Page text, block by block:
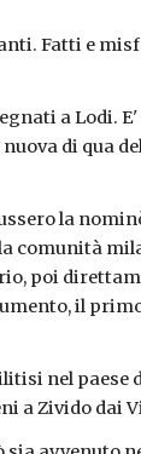
Fatti e
a Lodi.
di qua
la
comunità
poi
il
nel paese
a Zivido dai